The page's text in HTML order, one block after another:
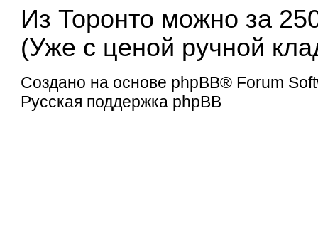
Из Торонто можно за
(Уже с ценой ручной
Создано на основе phpBB® Forum
Русская поддержка phpBB